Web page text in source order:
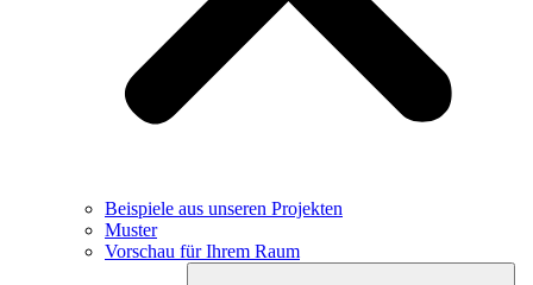
Beispiele aus unseren Projekten
Muster
Vorschau für Ihrem Raum